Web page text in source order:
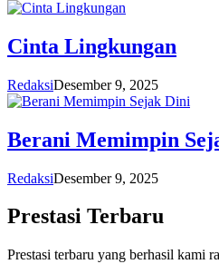
Cinta Lingkungan
RedaksiDesember 9, 2025
Berani Memimpin
RedaksiDesember 9, 2025
Prestasi Terbaru
Prestasi terbaru yang berhasil kami